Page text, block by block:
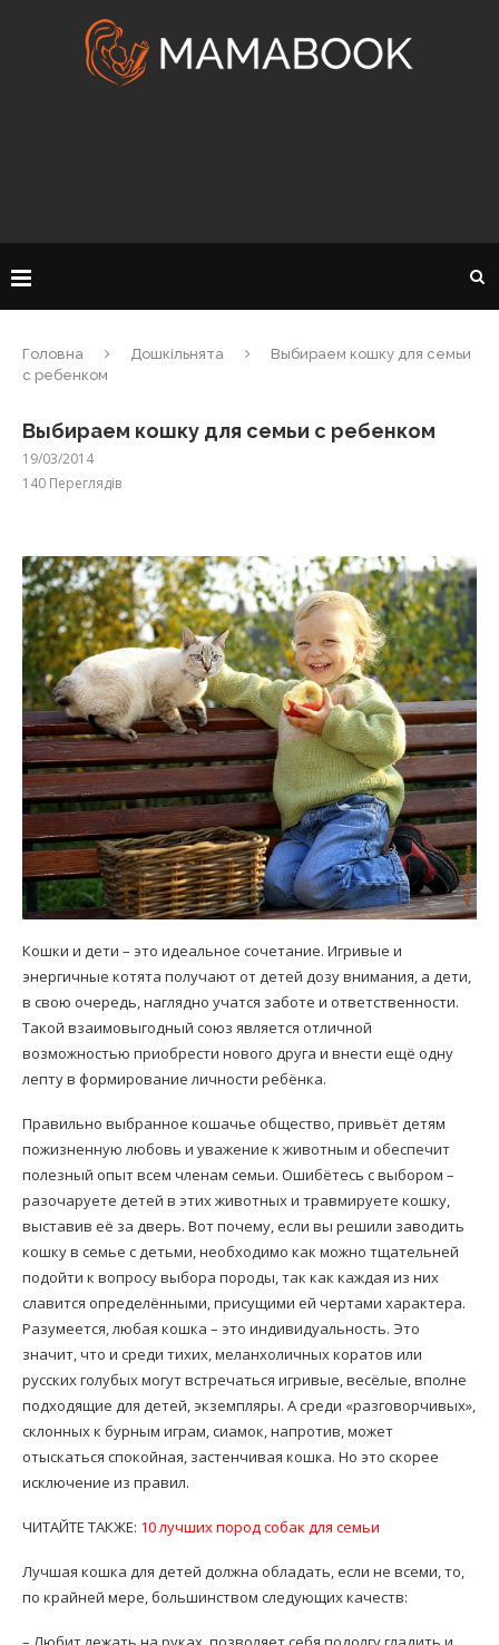
Головна Дошкільнята
Выбираем кошку для семьи
с ребенком
Выбираем кошку для семьи с ребенком
19/03/2014
140 Переглядів
Кошки и дети – это идеальное сочетание. Игривые и
энергичные котята получают от детей дозу внимания, а дети,
в свою очередь, наглядно учатся заботе и ответственности.
Такой взаимовыгодный союз является отличной
возможностью приобрести нового друга и внести ещё одну
лепту в формирование личности ребёнка.
Правильно выбранное кошачье общество, привьёт детям
пожизненную любовь и уважение к животным и обеспечит
полезный опыт всем членам семьи. Ошибётесь с выбором –
разочаруете детей в этих животных и травмируете кошку,
выставив её за дверь. Вот почему, если вы решили заводить
кошку в семье с детьми, необходимо как можно тщательней
подойти к вопросу выбора породы, так как каждая из них
славится определёнными, присущими ей чертами характера.
Разумеется, любая кошка – это индивидуальность. Это
значит, что и среди тихих, меланхоличных коратов или
русских голубых могут встречаться игривые, весёлые, вполне
подходящие для детей, экземпляры. А среди «разговорчивых»,
склонных к бурным играм, сиамок, напротив, может
отыскаться спокойная, застенчивая кошка. Но это скорее
исключение из правил.
ЧИТАЙТЕ ТАКЖЕ: 10 лучших пород собак для семьи
Лучшая кошка для детей должна обладать, если не всеми, то,
по крайней мере, большинством следующих качеств: